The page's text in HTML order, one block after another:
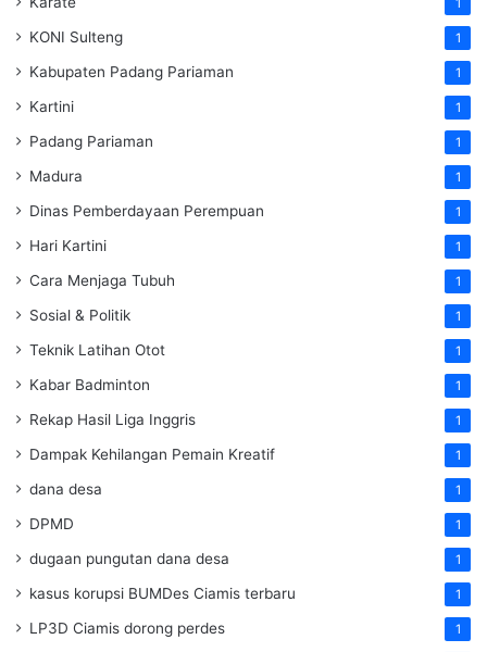
1
KONI Sulteng 1
Kabupaten Padang Pariaman 1
Kartini 1
Padang Pariaman 1
Madura 1
Dinas Pemberdayaan Perempuan 1
Hari Kartini 1
Cara Menjaga Tubuh 1
Sosial & Politik 1
Teknik Latihan Otot 1
Kabar Badminton 1
Rekap Hasil Liga Inggris 1
Dampak Kehilangan Pemain Kreatif 1
dana desa 1
DPMD 1
dugaan pungutan dana desa 1
kasus korupsi BUMDes Ciamis terbaru 1
LP3D Ciamis dorong perdes 1